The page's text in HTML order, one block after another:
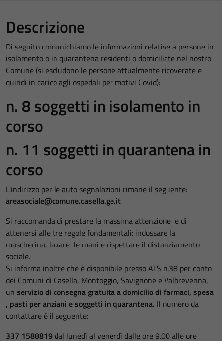
Descrizione
Di seguito comunichiamo le informazioni relative a persone in
isolamento o in quarantena residenti o domiciliate nel nostro
Comune (si escludono le persone attualmente ricoverate e
quindi in carico agli ospedali per motivi Covid):
n. 8 soggetti in isolamento in
corso
n. 11 soggetti in quarantena in
corso
L'indirizzo per le auto segnalazioni rimane il seguente:
areasociale@comune.casella.ge.it
Si raccomanda di prestare la massima attenzione e di
attenersi alle tre regole fondamentali: indossare la
mascherina, lavare le mani e rispettare il distanziamento
sociale.
Si informa inoltre che è disponibile pressoATS n.38 per conto
dei Comuni di Casella, Montoggio, Savignone e Valbrevenna,
un servizio di consegna gratuita a domicilio di farmaci, spesa
, pasti per anziani e soggetti in quarantena. Il numero da
contattare è il seguente:
337 1588819 dal lunedì al venerdì dalle ore 9.00 alle ore